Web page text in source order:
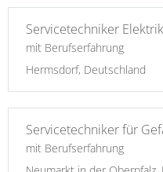
Servicetechniker
mit Berufserfahrung
Hermsdorf, Deutschland
Servicetechniker für
mit Berufserfahrung